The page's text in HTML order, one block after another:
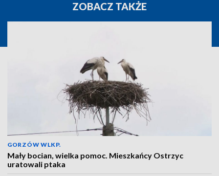
ZOBACZ TAKŻE
GORZÓW WLKP.
Mały bocian, wielka pomoc. Mieszkańcy Ostrzyc
uratowali ptaka